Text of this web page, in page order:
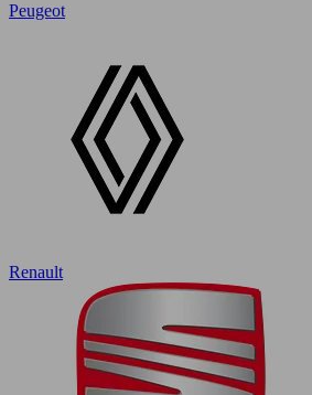
Peugeot
Renault